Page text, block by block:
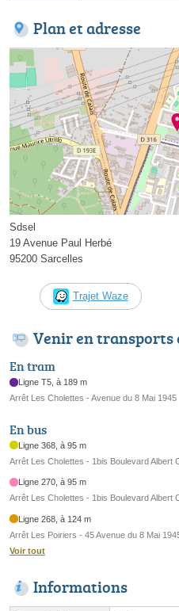
Plan et adresse
Sdsel
19 Avenue Paul Herbé
95200 Sarcelles
Trajet Waze
Venir en transports
En tram
Ligne T5, à 189 m
Arrêt Les Cholettes - Avenue du 8 Mai 1945
En bus
Ligne 368, à 95 m
Arrêt Les Cholettes - 1bis Boulevard Albert
Ligne 270, à 95 m
Arrêt Les Cholettes - 1bis Boulevard Albert
Ligne 268, à 124 m
Arrêt Les Poiriers - 45 Avenue du 8 Mai
Voir tout
Informations